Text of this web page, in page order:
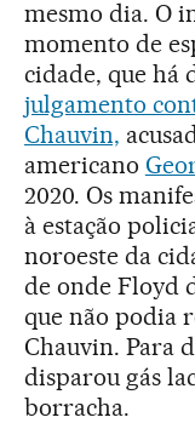
mesmo dia. O
momento de
cidade, que há
julgamento
Chauvin,
americano
2020. Os
à estação
noroeste da
de onde Floyd
que não podia
Chauvin. Para
disparou gás
borracha.